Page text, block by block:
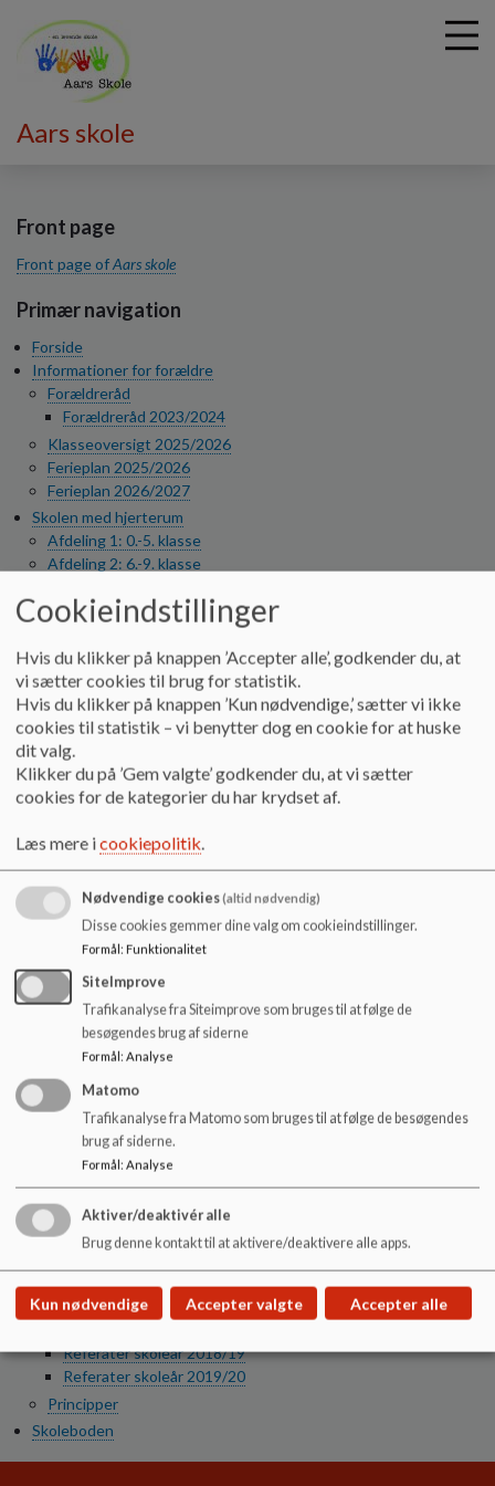
e
Aars skole
Front page
Front page ofAars skole
Primær navigation
Forside
Informationer for forældre
Forældreråd
Forældreråd 2023/2024
Klasseoversigt 2025/2026
Ferieplan 2025/2026
Ferieplan 2026/2027
Skolen med hjerterum
Afdeling 1: 0.-5. klasse
Afdeling 2: 6.-9. klasse
SFO
Praktikbeskrivelse
Ny elev?
Deltag i konkurrencen...
Skal dit barn skrives ind?
Mission, vision og værdier
Antimobbeplan
Det gode samarbejde - gensidige forventninger
Stærke og inkluderende fællesskaber
Værd at vide
Personalefotos
Personalefotos - Ledelse og administration
Personalefotos - Afdeling 1
Personalefotos - Afdeling 2
Personalefotos - Generelle
Personalefotos - SFO
Samarbejdspartnere
Tilgængelighedserklæring
Skolebestyrelsen
Bestyrelsesmedlemmer
Bestyrelsesreferater
Referater skoleår 2025/26
Referater skoleår 2024/25
Referater skoleår 2022/23
Referater skoleår 2021/22
Referater skoleår 2018/19
Referater skoleår 2019/20
Principper
Skoleboden
Cookieindstillinger
Hvis du klikker på knappen ’Accepter alle’, godkender du, at
vi sætter cookies til brug for statistik.
Hvis du klikker på knappen ’Kun nødvendige,’ sætter vi ikke
cookies til statistik – vi benytter dog en cookie for at huske
dit valg.
Klikker du på ’Gem valgte’ godkender du, at vi sætter
cookies for de kategorier du har krydset af.
Læs mere icookiepolitik.
Nødvendige cookies(altid nødvendig)
Disse cookies gemmer dine valg om cookieindstillinger.
Formål: Funktionalitet
SiteImprove
Trafikanalyse fra Siteimprove som bruges til at følge de
besøgendes brug af siderne
Formål : Analyse
Matomo
Trafikanalyse fra Matomo som bruges til at følge de besøgendes
brug af siderne.
Formål: Analyse
Aktiver/deaktivér alle
Brug denne kontakt til at aktivere/deaktivere alle apps.
Kun nødvendige Accepter valgte Accepter alle